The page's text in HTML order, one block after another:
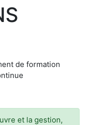
de formation
et la gestion,